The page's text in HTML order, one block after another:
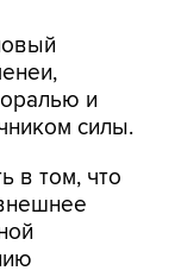
и
силы.
в том, что